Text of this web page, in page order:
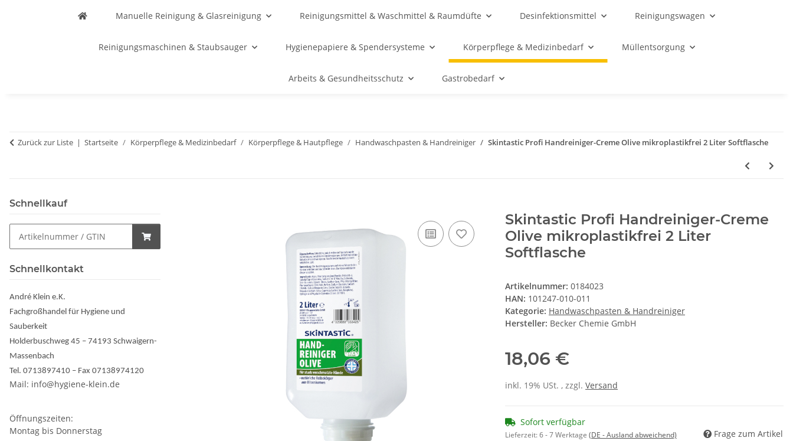
Manuelle Reinigung & Glasreinigung Reinigungsmittel & Waschmittel & Raumdüfte Desinfektionsmittel Reinigungswagen
Reinigungsmaschinen & Staubsauger Hygienepapiere & Spendersysteme Körperpflege & Medizinbedarf Müllentsorgung
Arbeits & Gesundheitsschutz Gastrobedarf
Zurück zur Liste Startseite Körperpflege & Medizinbedarf Körperpflege & Hautpflege Handwaschpasten & Handreiniger Skintastic Profi Handreiniger-Creme Olive mikroplastikfrei 2 Liter Softflasche
Skintastic Profi Handreiniger-Creme
Olive mikroplastikfrei 2 Liter
Softflasche
Artikelnummer: 0184023
HAN: 101247-010-011
Kategorie: Handwaschpasten & Handreiniger
Hersteller: Becker Chemie GmbH
18,06 €
inkl. 19% USt. , zzgl. Versand
Sofort verfügbar
Lieferzeit:6 - 7 Werktage (DE - Ausland abweichend) Frage zum Artikel
Schnellkauf
Schnellkontakt
André Klein e.K.
Fachgroßhandel für Hygiene und
Sauberkeit
Holderbuschweg 45 – 74193 Schwaigern-
Massenbach
Tel. 0713897410 – Fax 07138974120
Mail: info@hygiene-klein.de
Öffnungszeiten:
Montag bis Donnerstag